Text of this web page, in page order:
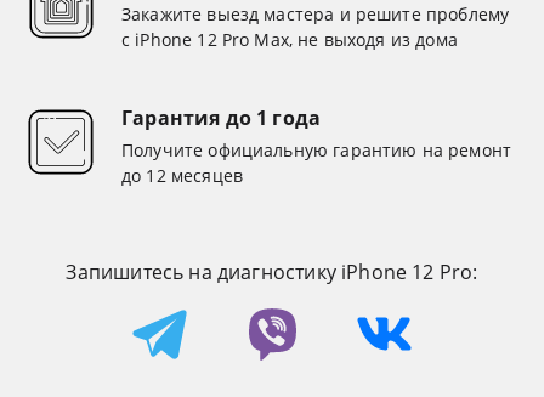
Закажите выезд мастера и решите проблему
с iPhone 12 Pro Max, не выходя из дома
Гарантия до 1 года
Получите официальную гарантию на ремонт
до 12 месяцев
Запишитесь на диагностику iPhone 12 Pro: